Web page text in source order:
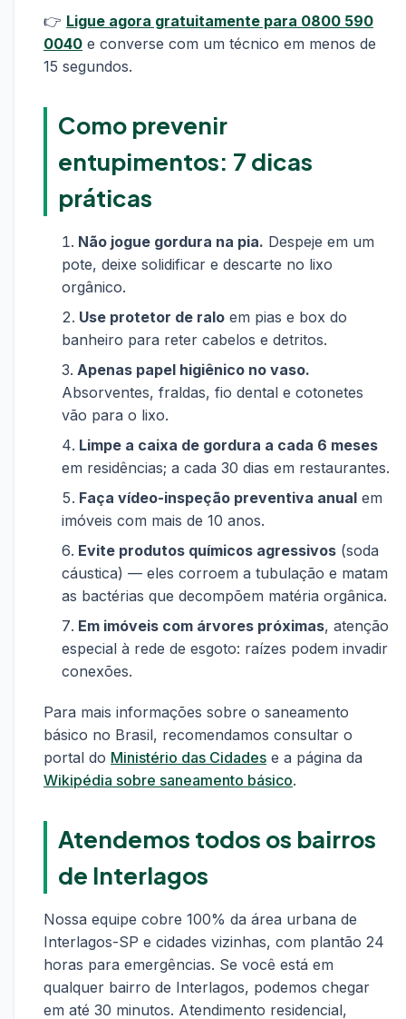
👉 Ligue agora gratuitamente para 0800 590
0040 e converse com um técnico em menos de
15 segundos.
Como prevenir
entupimentos: 7 dicas
práticas
Não jogue gordura na pia. Despeje em um
pote, deixe solidificar e descarte no lixo
orgânico.
Use protetor de ralo em pias e box do
banheiro para reter cabelos e detritos.
Apenas papel higiênico no vaso.
Absorventes, fraldas, fio dental e cotonetes
vão para o lixo.
Limpe a caixa de gordura a cada 6 meses
em residências; a cada 30 dias em restaurantes.
Faça vídeo-inspeção preventiva anual em
imóveis com mais de 10 anos.
Evite produtos químicos agressivos (soda
cáustica) — eles corroem a tubulação e matam
as bactérias que decompõem matéria orgânica.
Em imóveis com árvores próximas, atenção
especial à rede de esgoto: raízes podem invadir
conexões.
Para mais informações sobre o saneamento
básico no Brasil, recomendamos consultar o
portal do Ministério das Cidades e a página da
Wikipédia sobre saneamento básico.
Atendemos todos os bairros
de Interlagos
Nossa equipe cobre 100% da área urbana de
Interlagos-SP e cidades vizinhas, com plantão 24
horas para emergências. Se você está em
qualquer bairro de Interlagos, podemos chegar
em até 30 minutos. Atendimento residencial,